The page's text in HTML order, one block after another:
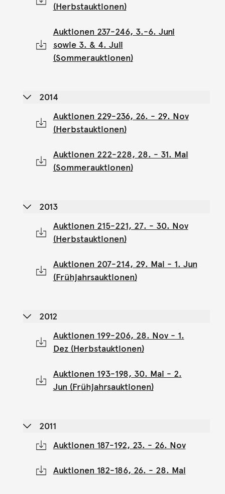
(Herbstauktionen)
Auktionen 237-246, 3.-6. Juni
sowie 3. & 4. Juli
(Sommerauktionen)
2014
Auktionen 229-236, 26. - 29. Nov
(Herbstauktionen)
Auktionen 222-228, 28. - 31. Mai
(Sommerauktionen)
2013
Auktionen 215-221, 27. - 30. Nov
(Herbstauktionen)
Auktionen 207-214, 29. Mai - 1. Jun
(Frühjahrsauktionen)
2012
Auktionen 199-206, 28. Nov - 1.
Dez (Herbstauktionen)
Auktionen 193-198, 30. Mai - 2.
Jun (Frühjahrsauktionen)
2011
Auktionen 187-192, 23. - 26. Nov
Auktionen 182-186, 26. - 28. Mai